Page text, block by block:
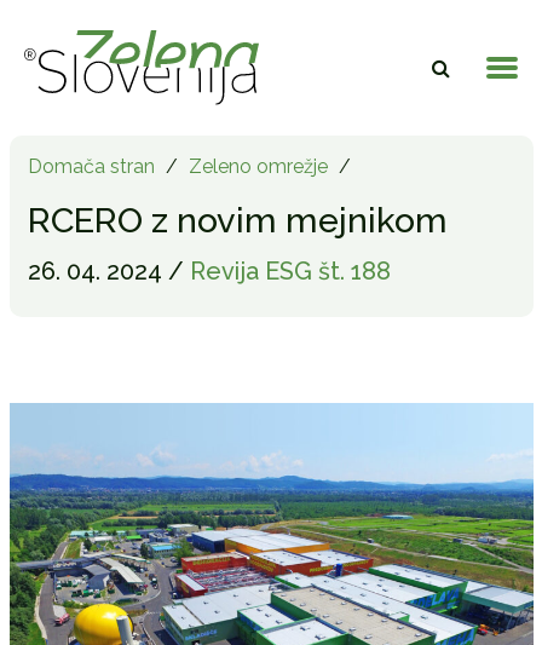
Domača stran / Zeleno omrežje /
RCERO z novim mejnikom
26. 04. 2024 / Revija ESG št. 188